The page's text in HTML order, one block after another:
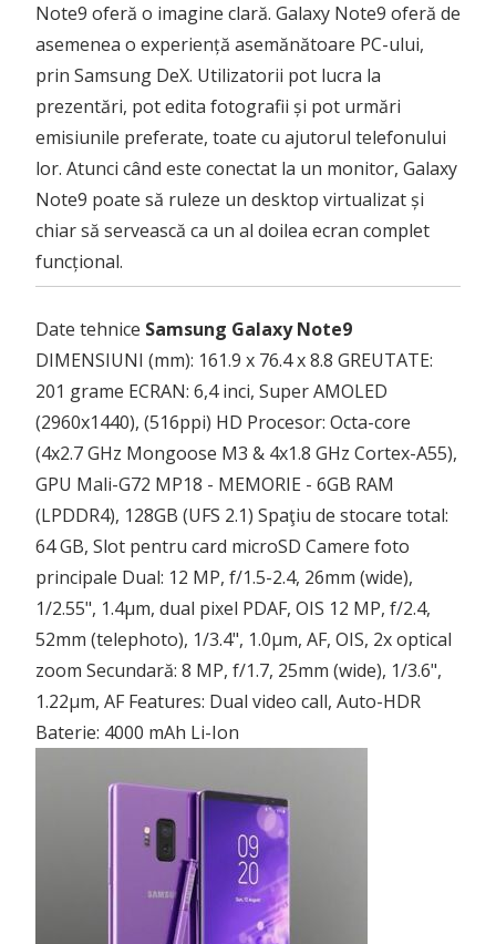
Note9 oferă o imagine clară. Galaxy Note9 oferă de
asemenea o experiență asemănătoare PC-ului,
prin Samsung DeX. Utilizatorii pot lucra la
prezentări, pot edita fotografii și pot urmări
emisiunile preferate, toate cu ajutorul telefonului
lor. Atunci când este conectat la un monitor, Galaxy
Note9 poate să ruleze un desktop virtualizat și
chiar să servească ca un al doilea ecran complet
funcțional.
Date tehnice Samsung Galaxy Note9
DIMENSIUNI (mm): 161.9 x 76.4 x 8.8 GREUTATE:
201 grame ECRAN: 6,4 inci, Super AMOLED
(2960x1440), (516ppi) HD Procesor: Octa-core
(4x2.7 GHz Mongoose M3 & 4x1.8 GHz Cortex-A55),
GPU Mali-G72 MP18 - MEMORIE - 6GB RAM
(LPDDR4), 128GB (UFS 2.1) Spaţiu de stocare total:
64 GB, Slot pentru card microSD Camere foto
principale Dual: 12 MP, f/1.5-2.4, 26mm (wide),
1/2.55", 1.4µm, dual pixel PDAF, OIS 12 MP, f/2.4,
52mm (telephoto), 1/3.4", 1.0µm, AF, OIS, 2x optical
zoom Secundară: 8 MP, f/1.7, 25mm (wide), 1/3.6",
1.22µm, AF Features: Dual video call, Auto-HDR
Baterie: 4000 mAh Li-Ion